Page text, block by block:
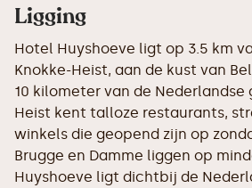
Ligging
Hotel Huyshoeve ligt op 3.5 km
Knokke-Heist, aan de kust van
10 kilometer van de Nederlandse
Heist kent talloze restaurants,
winkels die geopend zijn op
Brugge en Damme liggen op
Huyshoeve ligt dichtbij de